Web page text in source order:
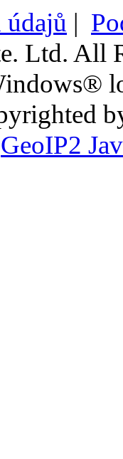
údajů |
Ltd. All
GeoIP2